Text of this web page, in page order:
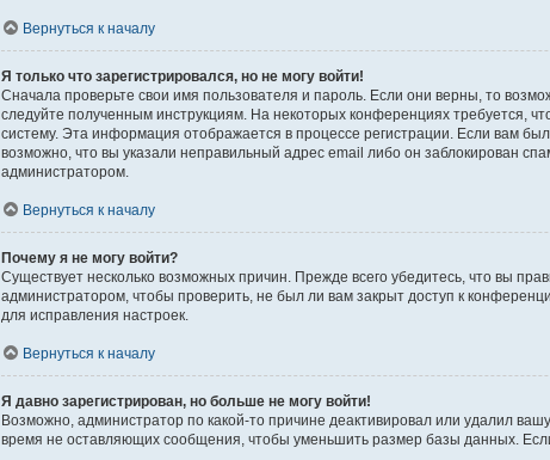
Вернуться к началу
Я только что зарегистрировался, но не могу войти!
Сначала проверьте свои имя пользователя и пароль. Если они верны, то
следуйте полученным инструкциям. На некоторых конференциях требуется,
систему. Эта информация отображается в процессе регистрации. Если вам
возможно, что вы указали неправильный адрес email либо он заблокирован
администратором.
Вернуться к началу
Почему я не могу войти?
Существует несколько возможных причин. Прежде всего убедитесь, что вы
администратором, чтобы проверить, не был ли вам закрыт доступ к
для исправления настроек.
Вернуться к началу
Я давно зарегистрирован, но больше не могу войти!
Возможно, администратор по какой-то причине деактивировал или удалил
время не оставляющих сообщения, чтобы уменьшить размер базы данных. Если